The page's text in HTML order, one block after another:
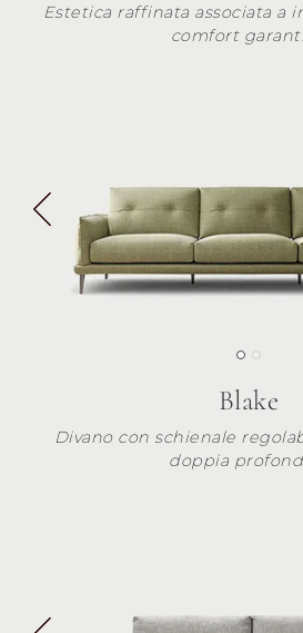
Estetica raffinata associata a
comfort
Blake
Divano con schienale
doppia